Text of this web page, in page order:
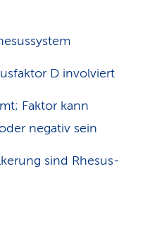
D involviert
Faktor kann
negativ sein
sind Rhesus-